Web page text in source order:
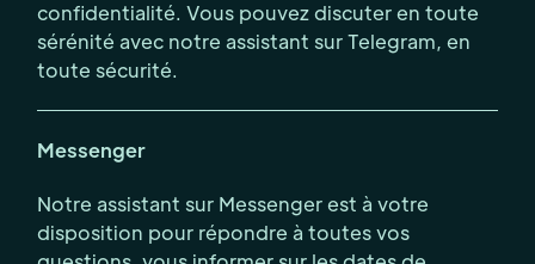
confidentialité. Vous pouvez discuter en toute
sérénité avec notre assistant sur Telegram, en
toute sécurité.
Messenger
Notre assistant sur Messenger est à votre
disposition pour répondre à toutes vos